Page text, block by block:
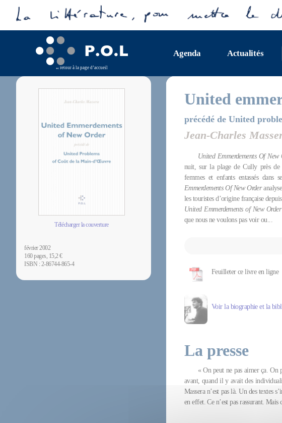
retour à la page d’accueil
Agenda Actualités
Télécharger la couverture
février 2002
160 pages, 15,2 €
ISBN : 2-86744-865-4
United
précédé de United
Jean-Charles
United Emmerdements Of New
nuit, sur la plage de Cully près de
femmes et enfants entassés dans
Emmerdements Of New Order
les touristes d’origine française
United Emmerdements of New Order
que nous ne voulons pas voir ou...
Feuilleter ce livre en ligne
Voir la biographie et la
La presse
« On peut ne pas aimer ça. On
avant, quand il y avait des
Massera n’est pas là. Un des textes
en effet. Ce n’est pas rassurant. Mais